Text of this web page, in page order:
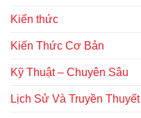
Kiến thức
Kiến Thức Cơ Bản
Kỹ Thuật – Chuyên Sâu
Lịch Sử Và Truyền Thuyết